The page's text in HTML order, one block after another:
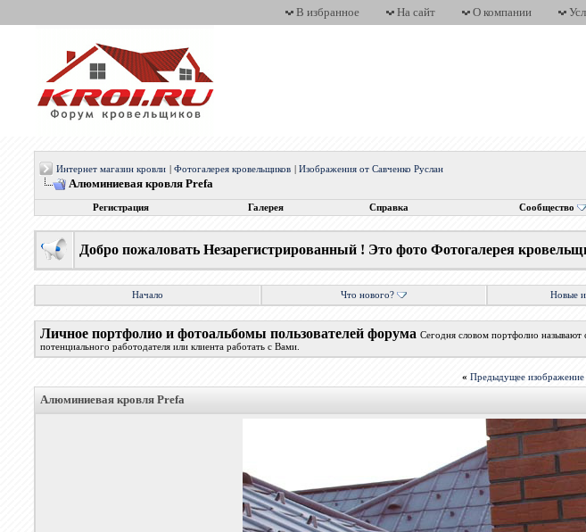
В избранное На сайт О компании
Интернет магазин кровли |Фотогалерея кровельщиков |Изображения от Савченко Руслан
Алюминиевая кровля Prefa
Регистрация Галерея Справка Сообщество
Добро пожаловать Незарегистрированный ! Это фото Фотогалерея
Начало Что нового? Новые
Личное портфолио и фотоальбомы пользователей форума Сегодня словом портфолио называют
потенциального работодателя или клиента работать с Вами.
« Предыдущее изображение
Алюминиевая кровля Prefa